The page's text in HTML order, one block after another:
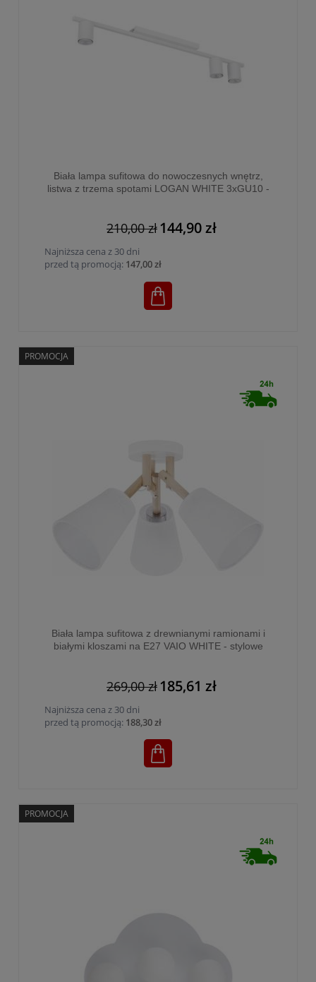
Biała lampa sufitowa do nowoczesnych wnętrz,
listwa z trzema spotami LOGAN WHITE 3xGU10 -
210,00 zł 144,90 zł
Najniższa cena z 30 dni
przed tą promocją: 147,00 zł
Biała lampa sufitowa z drewnianymi ramionami i
białymi kloszami na E27 VAIO WHITE - stylowe
269,00 zł 185,61 zł
Najniższa cena z 30 dni
przed tą promocją: 188,30 zł
PROMOCJA
PROMOCJA